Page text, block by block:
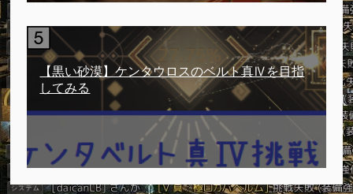
【黒い砂漠】ケンタウロスのベルト真Ⅳを目指
してみる